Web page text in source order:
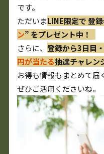
です。
ただいまLINE限定で 登
ン” をプレゼント中！
さらに、登録から3日目
円が当たる抽選チャレン
お得も情報もまとめて届
ぜひご活用くださいね。